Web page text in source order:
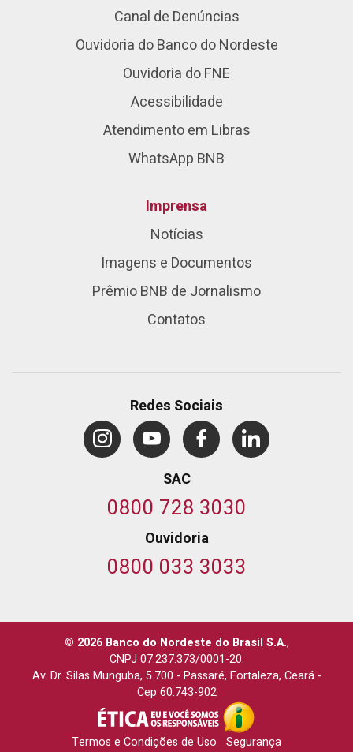
Canal de Denúncias
Ouvidoria do Banco do Nordeste
Ouvidoria do FNE
Acessibilidade
Atendimento em Libras
WhatsApp BNB
Imprensa
Notícias
Imagens e Documentos
Prêmio BNB de Jornalismo
Contatos
Redes Sociais
SAC
0800 728 3030
Ouvidoria
0800 033 3033
© 2026 Banco do Nordeste do Brasil S.A.,
CNPJ 07.237.373/0001-20.
Av. Dr. Silas Munguba, 5.700 - Passaré, Fortaleza, Ceará-
Cep 60.743-902
Termos e Condições de Uso
Segurança